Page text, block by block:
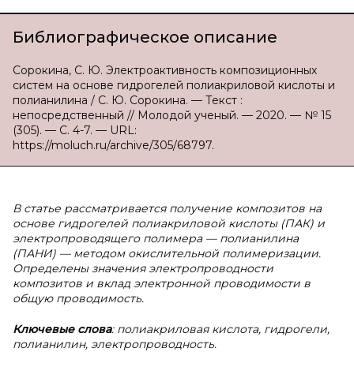
Библиографическое описание
Сорокина, С. Ю. Электроактивность композиционных
систем на основе гидрогелей полиакриловой кислоты и
полианилина / С. Ю. Сорокина. — Текст :
непосредственный // Молодой ученый. — 2020. — № 15
(305). — С. 4-7. — URL:
https://moluch.ru/archive/305/68797.
В статье рассматривается получение композитов на
основе гидрогелей полиакриловой кислоты (ПАК) и
электропроводящего полимера — полианилина
(ПАНИ) — методом окислительной полимеризации.
Определены значения электропроводности
композитов и вклад электронной проводимости в
общую проводимость.
Ключевые слова: полиакриловая кислота, гидрогели,
полианилин, электропроводность.